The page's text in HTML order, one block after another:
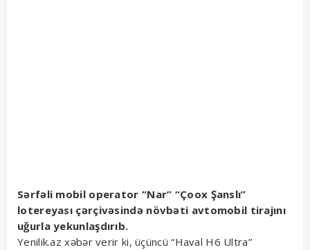
Sərfəli mobil operator “Nar” “Çoox Şanslı”
lotereyası çərçivəsində növbəti avtomobil tirajını
uğurla yekunlaşdırıb.
Yenilik.az xəbər verir ki, üçüncü “Haval H6 Ultra”